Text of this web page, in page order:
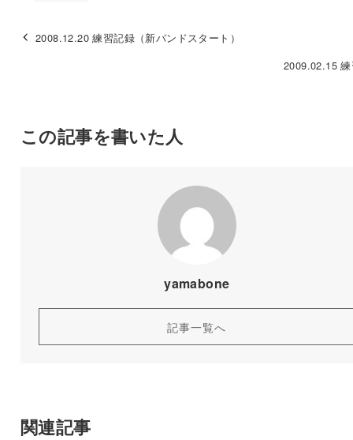
2008.12.20 練習記録（新バンドスタート）
2009.02.15
この記事を書いた人
yamabone
記事一覧へ
関連記事